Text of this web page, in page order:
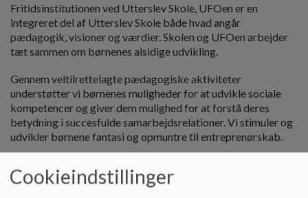
Fritidsinstitutionen ved Utterslev Skole, UFOen er en
integreret del af Utterslev Skole både hvad angår
pædagogik, visioner og værdier. Skolen og UFOen arbejder
tæt sammen om børnenes alsidige udvikling.
Gennem veltilrettelagte pædagogiske aktiviteter
understøtter vi børnenes muligheder for at udvikle sociale
kompetencer og giver dem mulighed for at forstå deres
betydning i succesfulde samarbejdsrelationer. Vi stimuler og
udvikler børnene fantasi og opmuntre til entreprenørskab.
afsæt i udfoldelsen af kreativitet, det legende menneske og
Cookieindstillinger